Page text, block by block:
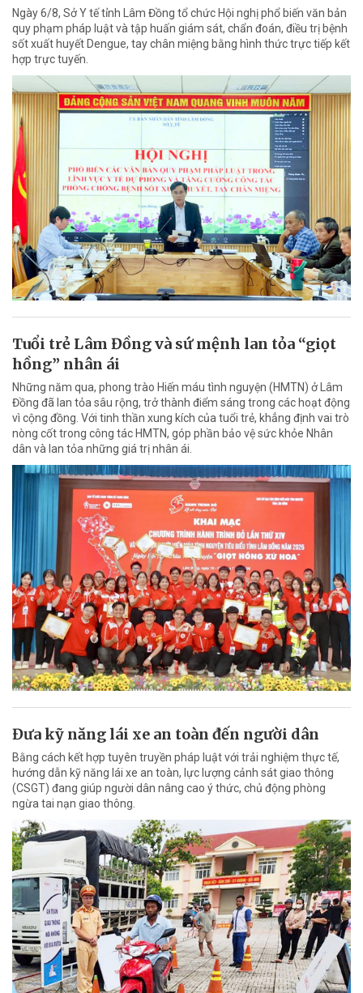
Ngày 6/8, Sở Y tế tỉnh Lâm Đồng tổ chức Hội nghị phổ biến văn bản
quy phạm pháp luật và tập huấn giám sát, chẩn đoán, điều trị bệnh
sốt xuất huyết Dengue, tay chân miệng bằng hình thức trực tiếp kết
hợp trực tuyến.
Tuổi trẻ Lâm Đồng và sứ mệnh lan tỏa “giọt
hồng” nhân ái
Những năm qua, phong trào Hiến máu tình nguyện (HMTN) ở Lâm
Đồng đã lan tỏa sâu rộng, trở thành điểm sáng trong các hoạt động
vì cộng đồng. Với tinh thần xung kích của tuổi trẻ, khẳng định vai trò
nòng cốt trong công tác HMTN, góp phần bảo vệ sức khỏe Nhân
dân và lan tỏa những giá trị nhân ái.
Đưa kỹ năng lái xe an toàn đến người dân
Bằng cách kết hợp tuyên truyền pháp luật với trải nghiệm thực tế,
hướng dẫn kỹ năng lái xe an toàn, lực lượng cảnh sát giao thông
(CSGT) đang giúp người dân nâng cao ý thức, chủ động phòng
ngừa tai nạn giao thông.